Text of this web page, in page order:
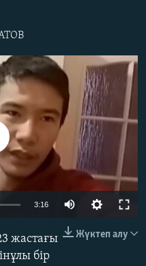
available
3:16
Жүктеп алу
жастағы
бір